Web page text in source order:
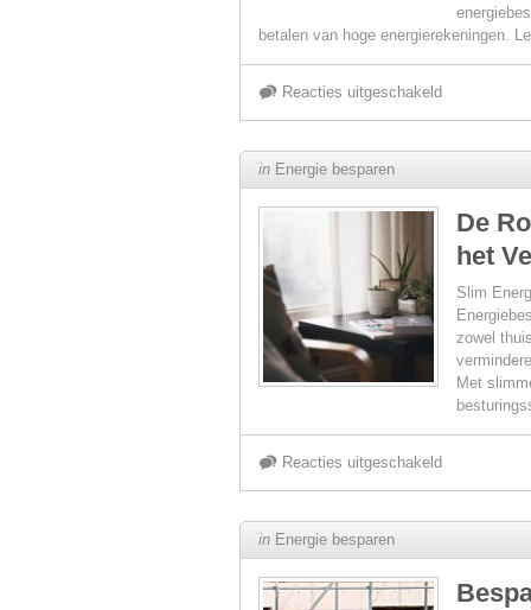
richting
levensstijl
betalen van hoge energierekeningen.
Reacties uitgeschakeldvoor
bijdraagt
aan
de
Gezondheid
van
Scholen
in Energie besparen
De
het
Slim
zowel
Met
Reacties uitgeschakeldvoor
in Energie besparen